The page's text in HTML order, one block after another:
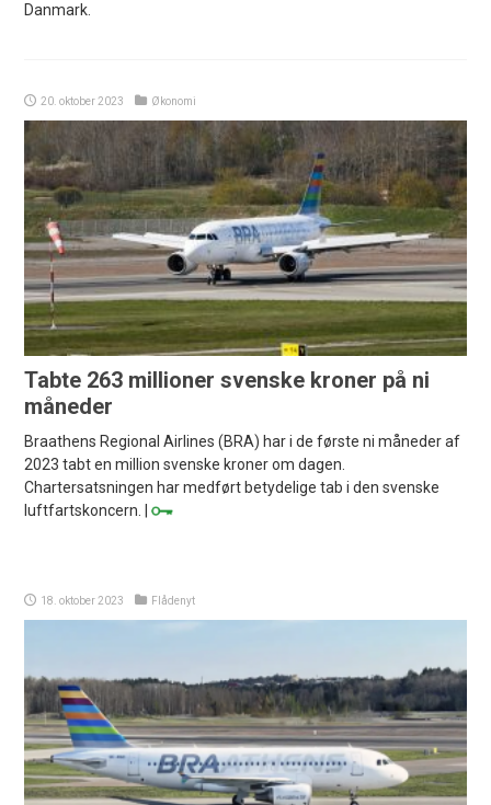
Danmark.
20. oktober 2023 Økonomi
Tabte 263 millioner svenske kroner på ni
måneder
Braathens Regional Airlines (BRA) har i de første ni måneder af
2023 tabt en million svenske kroner om dagen.
Chartersatsningen har medført betydelige tab i den svenske
luftfartskoncern. |
18. oktober 2023 Flådenyt